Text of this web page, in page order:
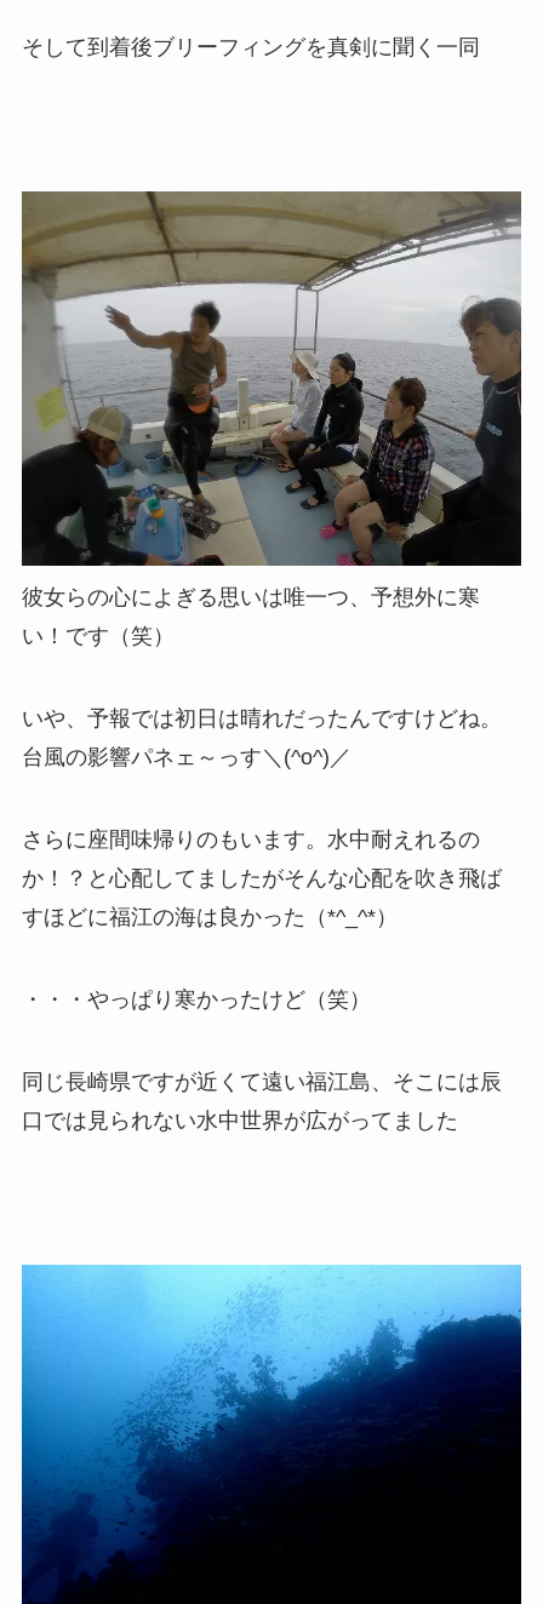
そして到着後ブリーフィングを真剣に聞く一同
彼女らの心によぎる思いは唯一つ、予想外に寒
い！です（笑）
いや、予報では初日は晴れだったんですけどね。
台風の影響パネェ～っす＼(^o^)／
さらに座間味帰りのもいます。水中耐えれるの
か！？と心配してましたがそんな心配を吹き飛ば
すほどに福江の海は良かった（*^_^*）
・・・やっぱり寒かったけど（笑）
同じ長崎県ですが近くて遠い福江島、そこには辰
口では見られない水中世界が広がってました